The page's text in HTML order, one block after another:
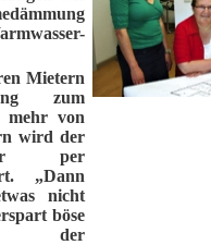
Mietern
zum
mehr von
wird der
per
„Dann
nicht
böse
der